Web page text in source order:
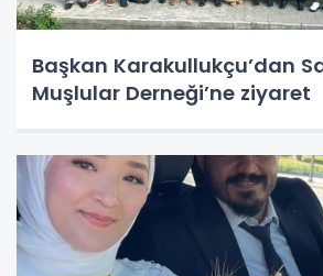
Başkan Karakullukçu’dan
Muşlular Derneği’ne ziyaret